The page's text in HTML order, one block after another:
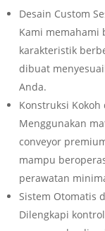
Desain Custom
Kami memahami
karakteristik
dibuat
Anda.
Konstruksi Kokoh
Menggunakan
conveyor
mampu
perawatan
Sistem Otomatis
Dilengkapi